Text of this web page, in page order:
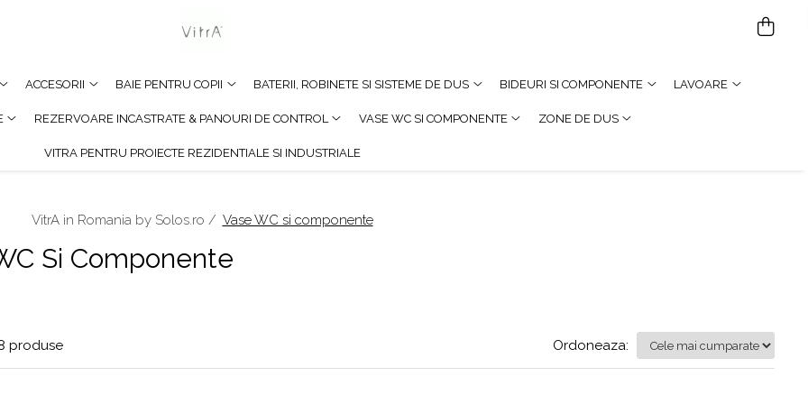
ACCESORII BAIE PENTRU COPII BATERII, ROBINETE SI SISTEME DE DUS BIDEURI SI COMPONENTE LAVOARE
REZERVOARE INCASTRATE & PANOURI DE CONTROL VASE WC SI COMPONENTE ZONE DE DUS
VITRA PENTRU PROIECTE REZIDENTIALE SI INDUSTRIALE
VitrA in Romania by Solos.ro / Vase WC si componente
Si Componente
produse Ordoneaza: